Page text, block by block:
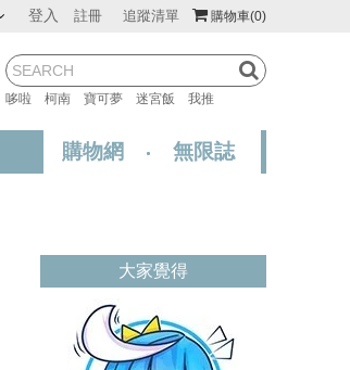
購物車(0)
登入 註冊 追蹤清單
哆啦 柯南 寶可夢 迷宮飯 我推
紐西蘭 馬來西亞
購物網 無限誌
大家覺得